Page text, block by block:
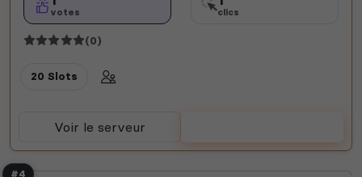
votes clics
(0)
20 Slots
Voir le serveur
#4